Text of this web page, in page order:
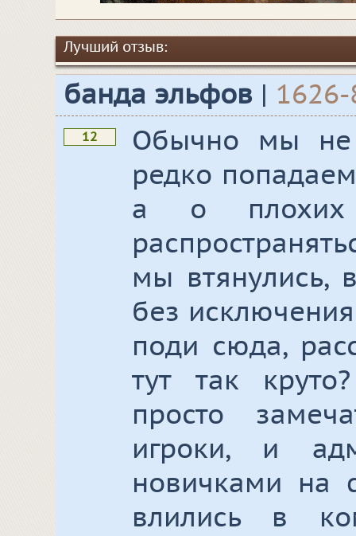
Лучший отзыв:
банда эльфов |
12
Обычно мы
редко
а о плохих
мы втянулись,
без
поди сюда,
тут так
просто
игроки, и
новичками на
влились в